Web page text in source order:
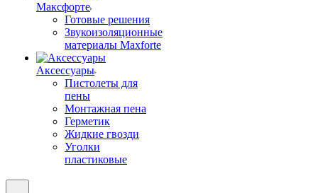
Максфорте
Готовые решения
Звукоизоляционные
материалы Maxforte
Аксессуары
Пистолеты для
пены
Монтажная пена
Герметик
Жидкие гвозди
Уголки
пластиковые